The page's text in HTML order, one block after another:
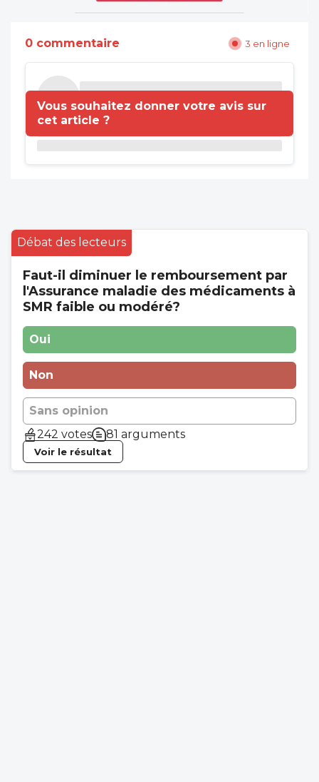
0 commentaire 3 en ligne
Vous souhaitez donner votre avis sur
cet article ?
Débat des lecteurs
Faut-il diminuer le remboursement par
l'Assurance maladie des médicaments à
SMR faible ou modéré?
Oui
Non
Sans opinion
242 votes
81 arguments
Voir le résultat